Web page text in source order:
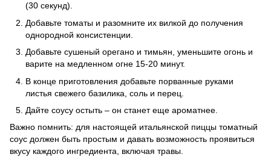
(30 секунд).
Добавьте томаты и разомните их вилкой до получения
однородной консистенции.
Добавьте сушеный орегано и тимьян, уменьшите огонь и
варите на медленном огне 15-20 минут.
В конце приготовления добавьте порванные руками
листья свежего базилика, соль и перец.
Дайте соусу остыть – он станет еще ароматнее.
Важно помнить: для настоящей итальянской пиццы томатный
соус должен быть простым и давать возможность проявиться
вкусу каждого ингредиента, включая травы.